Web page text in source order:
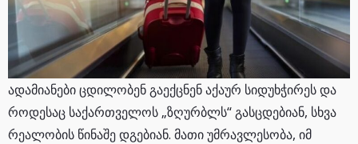
ადამიანები ცდილობენ გაექცნენ აქაურ სიდუხჭირეს და
როდესაც საქართველოს „ზღურბლს“ გასცდებიან, სხვა
რეალობის წინაშე დგებიან. მათი უმრავლესობა, იმ